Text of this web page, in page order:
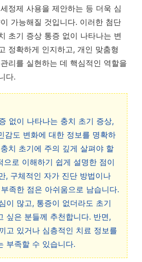
정제 사용을 제안하는 등 더욱 심
가능해질 것입니다. 이러한 첨단
초기 증상 통증 없이 나타나는 변
정확하게 인지하고, 개인 맞춤형
리를 실현하는 데 핵심적인 역할을
다.
없이 나타나는 충치 초기 증상,
감도 변화에 대한 정보를 명확하
치 초기에 주의 깊게 살펴야 할
으로 이해하기 쉽게 설명한 점이
, 구체적인 자가 진단 방법이나
족한 점은 아쉬움으로 남습니다.
이 많고, 통증이 없더라도 초기
싶은 분들께 추천합니다. 반면,
고 있거나 심층적인 치료 정보를
부족할 수 있습니다.